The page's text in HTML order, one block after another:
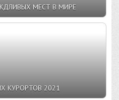
МЕСТ В МИРЕ
КУРОРТОВ 2021